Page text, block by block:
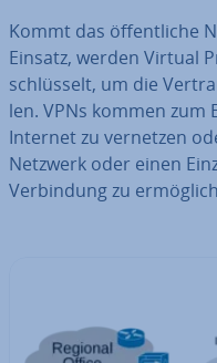
Kommt das öf­fent­li­che
Einsatz, werden Virtual
schlüs­selt, um die
len. VPNs kommen zum
Internet zu vernetzen
Netzwerk oder einen
Ver­bin­dung zu